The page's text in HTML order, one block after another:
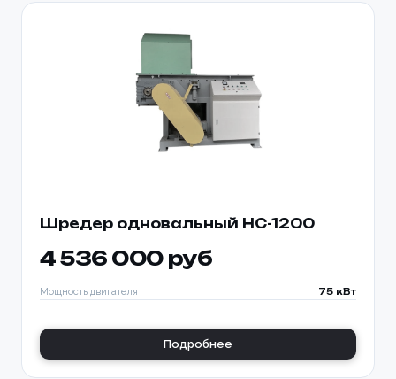
Шредер одновальный HC-1200
4 536 000 руб
Мощность двигателя 75 кВт
Подробнее